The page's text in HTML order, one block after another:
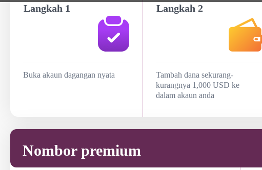
Langkah 1
Buka akaun dagangan nyata
Langkah 2
Tambah dana sekurang-
kurangnya 1,000 USD ke
dalam akaun anda
Nombor premium